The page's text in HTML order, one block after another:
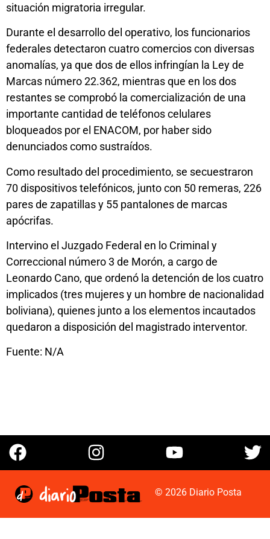
situación migratoria irregular.
Durante el desarrollo del operativo, los funcionarios
federales detectaron cuatro comercios con diversas
anomalías, ya que dos de ellos infringían la Ley de
Marcas número 22.362, mientras que en los dos
restantes se comprobó la comercialización de una
importante cantidad de teléfonos celulares
bloqueados por el ENACOM, por haber sido
denunciados como sustraídos.
Como resultado del procedimiento, se secuestraron
70 dispositivos telefónicos, junto con 50 remeras, 226
pares de zapatillas y 55 pantalones de marcas
apócrifas.
Intervino el Juzgado Federal en lo Criminal y
Correccional número 3 de Morón, a cargo de
Leonardo Cano, que ordenó la detención de los cuatro
implicados (tres mujeres y un hombre de nacionalidad
boliviana), quienes junto a los elementos incautados
quedaron a disposición del magistrado interventor.
Fuente: N/A
© 2026 Diario Posta